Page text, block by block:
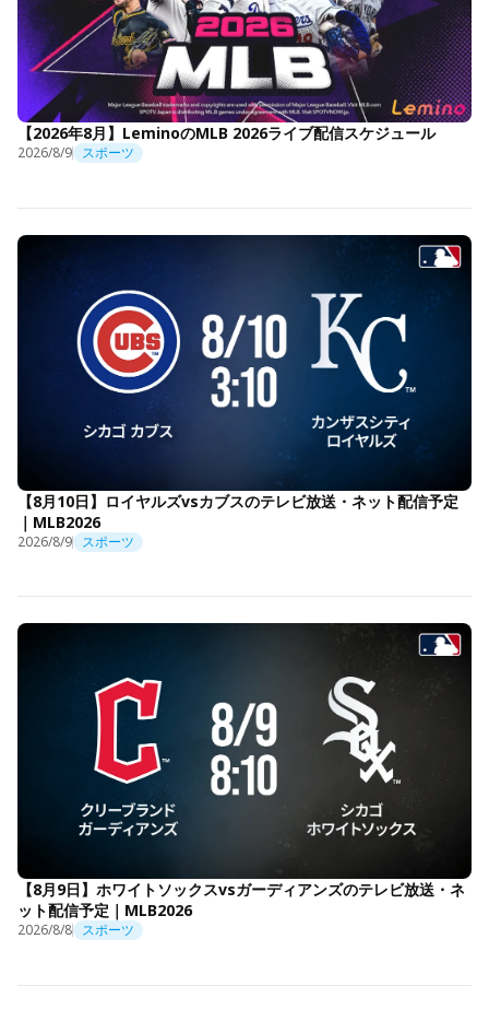
【2026年8月】LeminoのMLB 2026ライブ配信スケジュール
2026/8/9 スポーツ
【8月10日】ロイヤルズvsカブスのテレビ放送・ネット配信予定
｜MLB2026
2026/8/9 スポーツ
【8月9日】ホワイトソックスvsガーディアンズのテレビ放送・ネ
ット配信予定｜MLB2026
2026/8/8 スポーツ